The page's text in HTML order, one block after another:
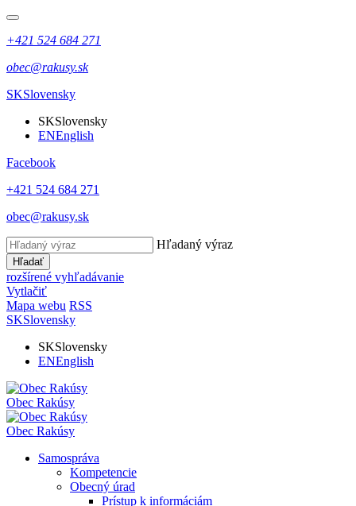
+421 524 684 271
obec@rakusy.sk
SKSlovensky
SKSlovensky
ENEnglish
Facebook
+421 524 684 271
obec@rakusy.sk
Hľadaný výraz
Hľadať
rozšírené vyhľadávanie
Vytlačiť
Mapa webu RSS
SKSlovensky
SKSlovensky
ENEnglish
Obec Rakúsy
Obec Rakúsy
Samospráva
Kompetencie
Obecný úrad
Prístup k informáciám